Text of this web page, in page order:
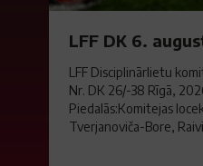
LFF DK 6.
LFF Disciplinārlietu
Nr. DK 26/-38 Rīgā,
Piedalās:Komitejas
Tverjanoviča-Bore,